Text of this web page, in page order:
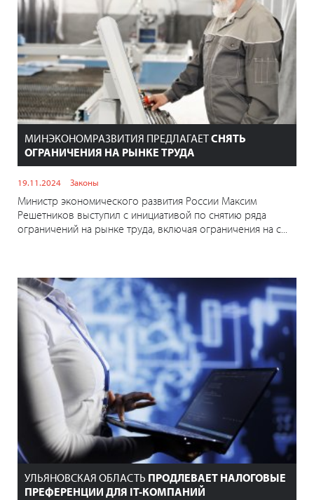
МИНЭКОНОМРАЗВИТИЯ ПРЕДЛАГАЕТСНЯТЬ
ОГРАНИЧЕНИЯ НА РЫНКЕ ТРУДА
19.11.2024 Законы
Министр экономического развития России Максим
Решетников выступил с инициативой по снятию ряда
ограничений на рынке труда, включая ограничения на с...
УЛЬЯНОВСКАЯ ОБЛАСТЬ ПРОДЛЕВАЕТ НАЛОГОВЫЕ
ПРЕФЕРЕНЦИИ ДЛЯ IT-КОМПАНИЙ